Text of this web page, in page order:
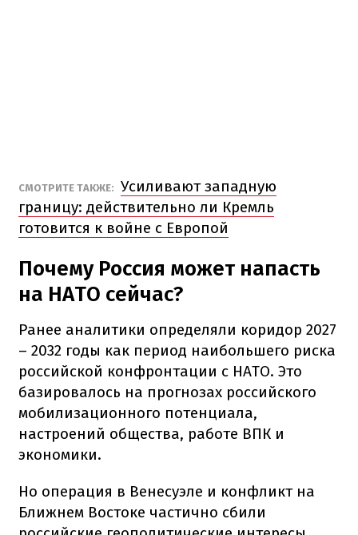
СМОТРИТЕ ТАКЖЕ: Усиливают западную
границу: действительно ли Кремль
готовится к войне с Европой
Почему Россия может напасть
на НАТО сейчас?
Ранее аналитики определяли коридор 2027
– 2032 годы как период наибольшего риска
российской конфронтации с НАТО. Это
базировалось на прогнозах российского
мобилизационного потенциала,
настроений общества, работе ВПК и
экономики.
Но операция в Венесуэле и конфликт на
Ближнем Востоке частично сбили